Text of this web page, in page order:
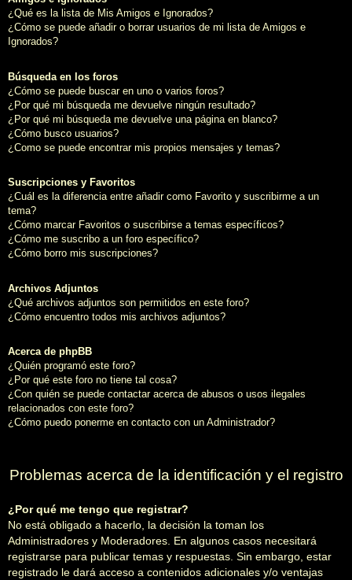
¿Qué es la lista de Mis Amigos e Ignorados?
¿Cómo se puede añadir o borrar usuarios de mi lista de Amigos e
Ignorados?
Búsqueda en los foros
¿Cómo se puede buscar en uno o varios foros?
¿Por qué mi búsqueda me devuelve ningún resultado?
¿Por qué mi búsqueda me devuelve una página en blanco?
¿Cómo busco usuarios?
¿Como se puede encontrar mis propios mensajes y temas?
Suscripciones y Favoritos
¿Cuál es la diferencia entre añadir como Favorito y suscribirme a un
tema?
¿Cómo marcar Favoritos o suscribirse a temas específicos?
¿Cómo me suscribo a un foro específico?
¿Cómo borro mis suscripciones?
Archivos Adjuntos
¿Qué archivos adjuntos son permitidos en este foro?
¿Cómo encuentro todos mis archivos adjuntos?
Acerca de phpBB
¿Quién programó este foro?
¿Por qué este foro no tiene tal cosa?
¿Con quién se puede contactar acerca de abusos o usos ilegales
relacionados con este foro?
¿Cómo puedo ponerme en contacto con un Administrador?
Problemas acerca de la identificación y el registro
¿Por qué me tengo que registrar?
No está obligado a hacerlo, la decisión la toman los
Administradores y Moderadores. En algunos casos necesitará
registrarse para publicar temas y respuestas. Sin embargo, estar
registrado le dará acceso a contenidos adicionales y/o ventajas